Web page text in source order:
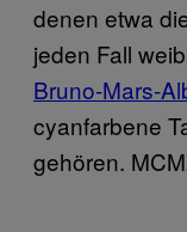
denen etwa
jeden Fall
Bruno-Mars-
cyanfarbene
gehören.